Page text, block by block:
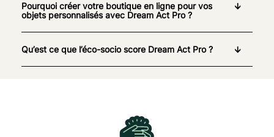
Pourquoi créer votre boutique en ligne pour vos
objets personnalisés avec Dream Act Pro ?
Qu’est ce que l’éco-socio score Dream Act Pro ?